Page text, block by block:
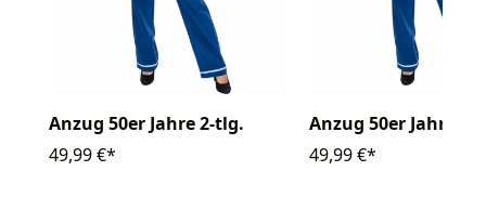
Anzug 50er Jahre 2-tlg.
49,99 €*
Anzug 50er Jahre 2-
49,99 €*